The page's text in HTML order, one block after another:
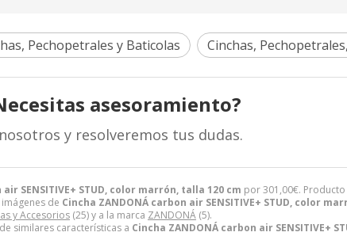
SENSITIVE+ STUD, color marrón, talla 120 cm por301,00€.
de Cincha ZANDONÁ carbon air SENSITIVE+ STUD, color
y Accesorios (25) y a la marca ZANDONÁ (5).
similares características a Cincha ZANDONÁ carbon air SENSITIVE+
Pechopetrales y Baticolas Cinchas,
asesoramiento?
y resolveremos tus dudas.